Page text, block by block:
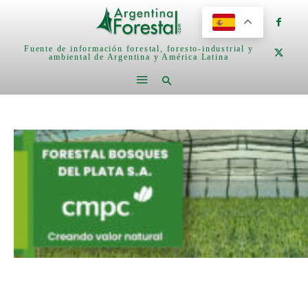
Fuente de información forestal, foresto-industrial y
ambiental de Argentina y América Latina